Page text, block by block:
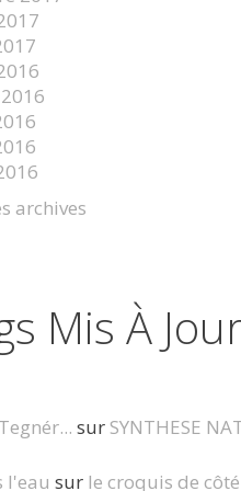
archives
Mis À
sur SYNTHESE
l'eau sur le croquis de côté